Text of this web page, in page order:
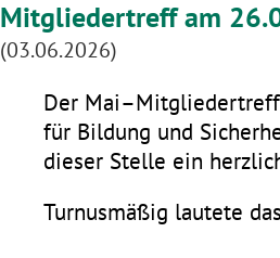
Mitgliedertreff am
(03.06.2026)
Der
für Bildung und
dieser Stelle ein
Turnusmäßig lautete